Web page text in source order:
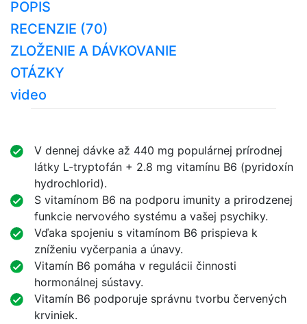
POPIS
RECENZIE (70)
ZLOŽENIE A DÁVKOVANIE
OTÁZKY
video
V dennej dávke až 440 mg populárnej prírodnej
látky L-tryptofán + 2.8 mg vitamínu B6 (pyridoxín
hydrochlorid).
S vitamínom B6 na podporu imunity a prirodzenej
funkcie nervového systému a vašej psychiky.
Vďaka spojeniu s vitamínom B6 prispieva k
zníženiu vyčerpania a únavy.
Vitamín B6 pomáha v regulácii činnosti
hormonálnej sústavy.
Vitamín B6 podporuje správnu tvorbu červených
krviniek.